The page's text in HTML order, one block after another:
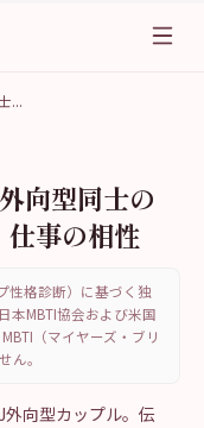
...
向型同士の
事の相性
性格診断）に基づく独
本MBTI協会および米国
（マイヤーズ・ブリ
ん。
外向型カップル。伝